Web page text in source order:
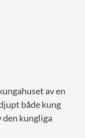
av en
både kung
den kungliga